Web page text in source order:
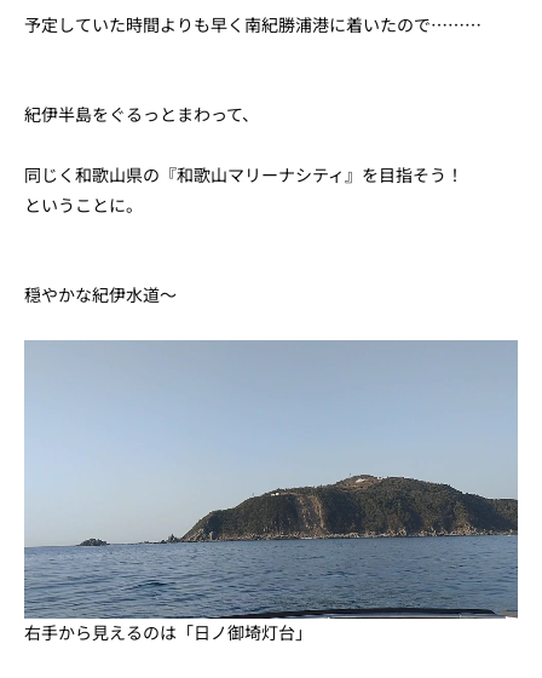
予定していた時間よりも早く南紀勝浦港に着いたので………
紀伊半島をぐるっとまわって、
同じく和歌山県の『和歌山マリーナシティ』を目指そう！
ということに。
穏やかな紀伊水道〜
右手から見えるのは「日ノ御埼灯台」